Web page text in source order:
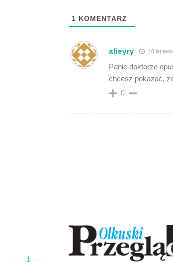
1 KOMENTARZ
alieyry 10 lat
Panie doktorze
chcesz pokazać,
0
1